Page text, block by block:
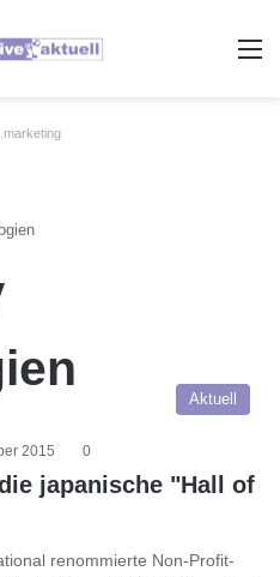
Aktuell
2015 0
japanische "Hall of
renommierte Non-Profit-